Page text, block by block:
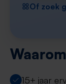
Of zoek
15+ jaar